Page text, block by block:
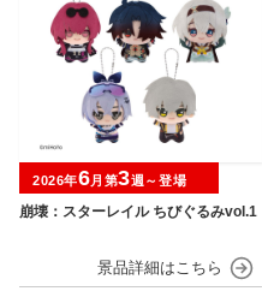
崩壊：スターレイル ちびぐるみvol.1
2026年6月第3週～登場